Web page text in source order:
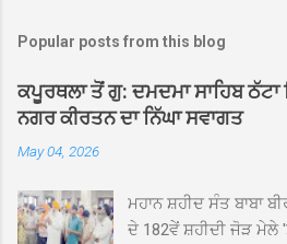
Popular posts from this blog
ਕਪੂਰਥਲਾ ਤੋਂ ਗੁ: ਦਮਦਮਾ ਸਾਹਿਬ ਠੱਟਾ
ਨਗਰ ਕੀਰਤਨ ਦਾ ਨਿੱਘਾ ਸਵਾਗਤ
May 04, 2026
ਮਹਾਨ ਸ਼ਹੀਦ ਸੰਤ ਬਾਬਾ
ਦੇ 182ਵੇਂ ਸ਼ਹੀਦੀ ਜੋੜ